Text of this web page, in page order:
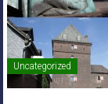
Uncategorized